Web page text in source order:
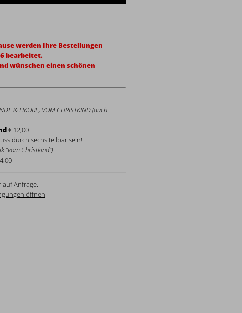
werden Ihre Bestellungen
bearbeitet.
wünschen einen schönen
& LIKÖRE, VOM CHRISTKIND (auch
€ 12,00
durch sechs teilbar sein!
“vom Christkind”)
Anfrage.
öffnen